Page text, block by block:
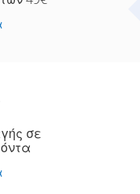
σε